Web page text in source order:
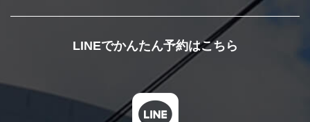
LINEでかんたん予約はこちら